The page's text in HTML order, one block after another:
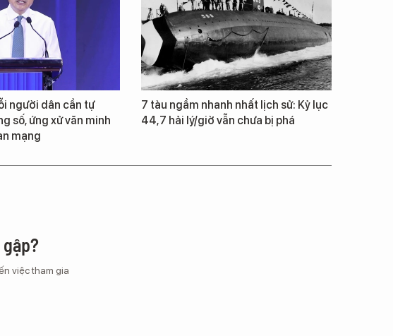
người dân cần tự
số, ứng xử văn minh
mạng
7 tàu ngầm nhanh nhất lịch sử: Kỷ lục
44,7 hải lý/giờ vẫn chưa bị phá
việc tham gia